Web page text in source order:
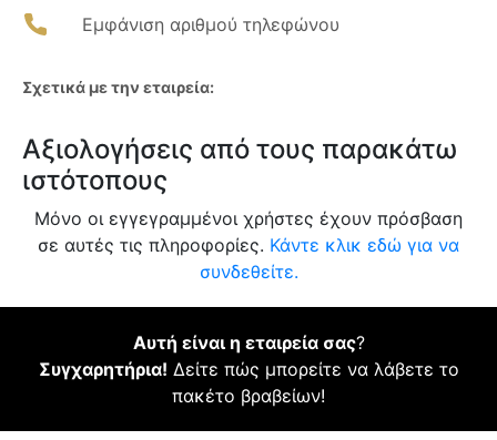
Εμφάνιση αριθμού τηλεφώνου
Σχετικά με την εταιρεία:
Αξιολογήσεις από τους παρακάτω
ιστότοπους
Μόνο οι εγγεγραμμένοι χρήστες έχουν πρόσβαση
σε αυτές τις πληροφορίες. Κάντε κλικ εδώ για να
συνδεθείτε.
Αυτή είναι η εταιρεία σας?
Συγχαρητήρια! Δείτε πώς μπορείτε να λάβετε το
πακέτο βραβείων!